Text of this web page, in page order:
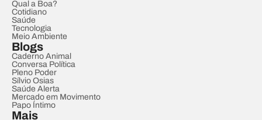
Qual a Boa?
Cotidiano
Saúde
Tecnologia
Meio Ambiente
Blogs
Caderno Animal
Conversa Política
Pleno Poder
Sílvio Osias
Saúde Alerta
Mercado em Movimento
Papo Íntimo
Mais